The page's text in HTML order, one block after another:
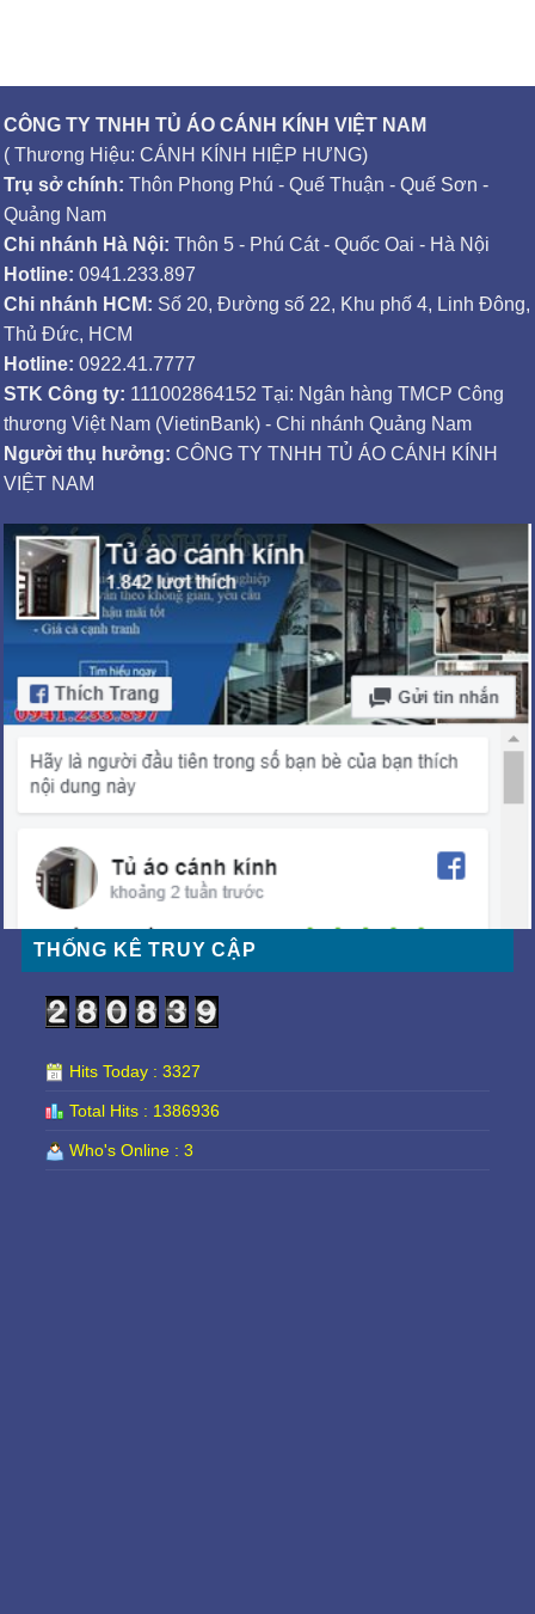
CÔNG TY TNHH TỦ ÁO CÁNH KÍNH VIỆT NAM
( Thương Hiệu: CÁNH KÍNH HIỆP HƯNG)
Trụ sở chính: Thôn Phong Phú - Quế Thuận - Quế Sơn -
Quảng Nam
Chi nhánh Hà Nội: Thôn 5 - Phú Cát - Quốc Oai - Hà Nội
Hotline: 0941.233.897
Chi nhánh HCM: Số 20, Đường số 22, Khu phố 4, Linh Đông,
Thủ Đức, HCM
Hotline: 0922.41.7777
STK Công ty: 111002864152 Tại: Ngân hàng TMCP Công
thương Việt Nam (VietinBank) - Chi nhánh Quảng Nam
Người thụ hưởng: CÔNG TY TNHH TỦ ÁO CÁNH KÍNH
VIỆT NAM
THỐNG KÊ TRUY CẬP
Hits Today : 3327
Total Hits : 1386936
Who's Online : 3